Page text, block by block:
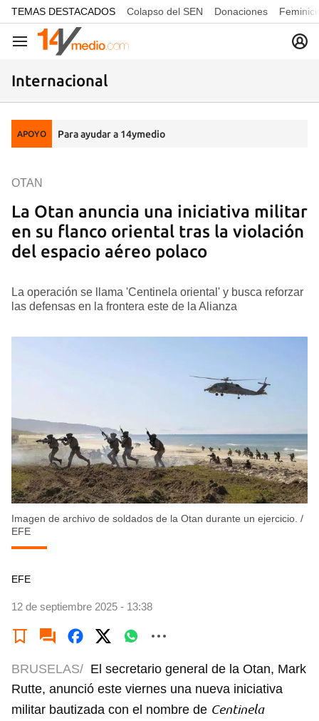
common.go-to-content
TEMAS DESTACADOS Colapso del SEN Donaciones
Navegación
Internacional
APOYO Para ayudar a 14ymedio
La Otan anuncia una iniciativa militar
en su flanco oriental tras la violación
del espacio aéreo polaco
OTAN
La operación se llama 'Centinela oriental' y busca reforzar
las defensas en la frontera este de la Alianza
Imagen de archivo de soldados de la Otan durante un ejercicio. /
EFE
EFE
12 de septiembre 2025 - 13:38
BRUSELAS/ El secretario general de la Otan, Mark
Rutte, anunció este viernes una nueva iniciativa
militar bautizada con el nombre de Centinela